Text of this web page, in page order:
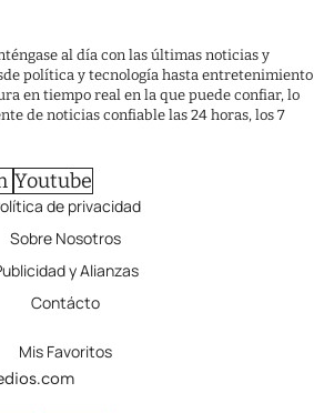
al día con las últimas noticias y
política y tecnología hasta entretenimiento
en tiempo real en la que puede confiar, lo
de noticias confiable las 24 horas, los 7
Youtube
de privacidad
Sobre Nosotros
y Alianzas
Contácto
Mis Favoritos